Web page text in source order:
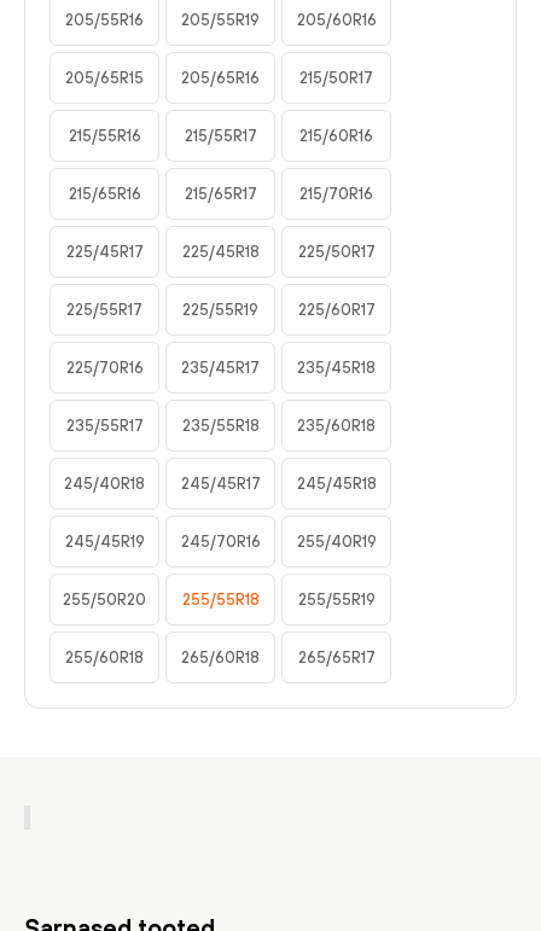
205/55R16 205/55R19 205/60R16
205/65R15 205/65R16 215/50R17
215/55R16 215/55R17 215/60R16
215/65R16 215/65R17 215/70R16
225/45R17 225/45R18 225/50R17
225/55R17 225/55R19 225/60R17
225/70R16 235/45R17 235/45R18
235/55R17 235/55R18 235/60R18
245/40R18 245/45R17 245/45R18
245/45R19 245/70R16 255/40R19
255/50R20 255/55R18 255/55R19
255/60R18 265/60R18 265/65R17